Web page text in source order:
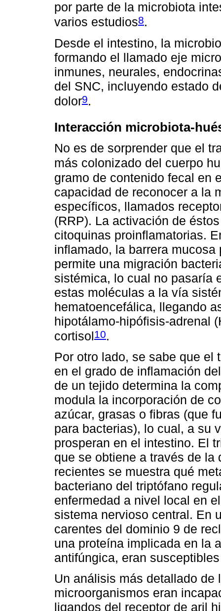
por parte de la microbiota
varios estudios8.
Desde el intestino, la
formando el llamado eje
inmunes, neurales,
del SNC, incluyendo estado
dolor9.
Interacción microbiota-
No es de sorprender que el
más colonizado del cuerpo
gramo de contenido fecal en
capacidad de reconocer a la
específicos, llamados
(RRP). La activación de
citoquinas proinflamatorias.
inflamado, la barrera
permite una migración
sistémica, lo cual no pasaría
estas moléculas a la vía
hematoencefálica, llegando
hipotálamo-hipófisis-adrenal
cortisol10.
Por otro lado, se sabe que el
en el grado de inflamación
de un tejido determina la
modula la incorporación de
azúcar, grasas o fibras (que
para bacterias), lo cual, a su
prosperan en el intestino. El
que se obtiene a través de
recientes se muestra qué
bacteriano del triptófano
enfermedad a nivel local en
sistema nervioso central. En
carentes del dominio 9 de
una proteína implicada en la
antifúngica, eran
Un análisis más detallado
microorganismos eran
ligandos del receptor de aril